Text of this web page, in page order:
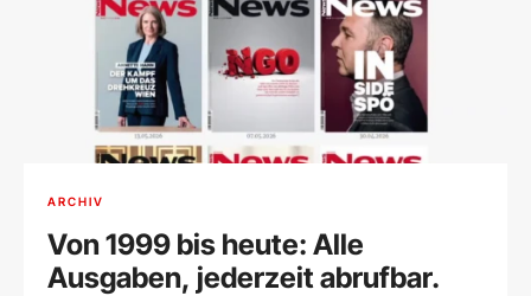
ARCHIV
Von 1999 bis heute: Alle
Ausgaben, jederzeit abrufbar.